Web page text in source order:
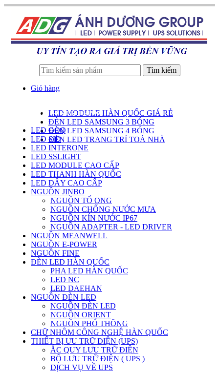
Tìm kiếm
Giỏ hàng
LED MODULE HÀN QUỐC GIÁ RẺ
ĐÈN LED SAMSUNG 3 BÓNG
ĐÈN LED SAMSUNG 4 BÓNG
ĐÈN LED TRANG TRÍ TOÀ NHÀ
DANH SÁCH SẢN PHẨM
LED GOQ
LED SID
LED INTERONE
LED SSLIGHT
LED MODULE CAO CẤP
LED THANH HÀN QUỐC
LED DÂY CAO CẤP
NGUỒN JINBO
NGUỒN TỔ ONG
NGUỒN CHỐNG NƯỚC MƯA
NGUỒN KÍN NƯỚC IP67
NGUỒN ADAPTER - LED DRIVER
NGUỒN MEANWELL
NGUỒN E-POWER
NGUỒN FINE
ĐÈN LED HÀN QUỐC
PHA LED HÀN QUỐC
LED NC
LED DAEHAN
NGUỒN ĐÈN LED
NGUỒN ĐÈN LED
NGUỒN ORIENT
NGUỒN PHỔ THÔNG
CHỮ NHÔM CÔNG NGHỆ HÀN QUỐC
THIẾT BỊ ƯU TRỮ ĐIỆN (UPS)
ẮC QUY LƯU TRỮ ĐIỆN
BỘ LƯU TRỮ ĐIỆN ( UPS )
DỊCH VỤ VỀ UPS